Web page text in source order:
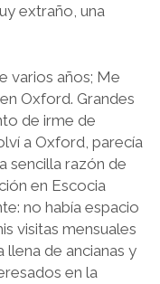
extraño, una
varios años; Me
Oxford. Grandes
de irme de
a Oxford, parecía
sencilla razón de
en Escocia
no había espacio
visitas mensuales
llena de ancianas y
​​en la